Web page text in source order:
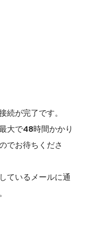
続が完了です。
大で48時間かかり
でお待ちくださ
ているメールに通